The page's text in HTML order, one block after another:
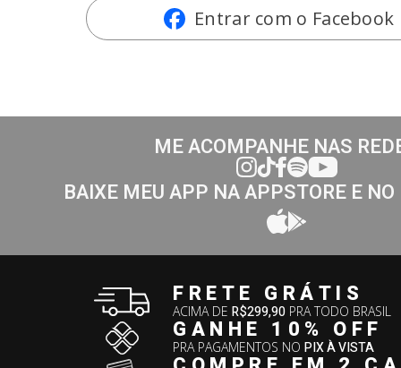
Entrar com o Facebook
ME ACOMPANHE NAS
BAIXE MEU APP NA APPSTORE E
FRETE GRÁTIS
ACIMA DER$299,90 PRA TODO BRASIL
GANHE 10% OFF
PRA PAGAMENTOS NOPIX À VISTA